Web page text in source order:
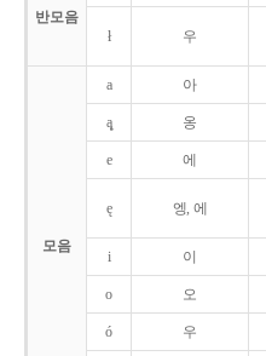
반모음
ł 우
모음
a 아
ą̨ 옹
e 에
ę 엥, 에
i 이
o 오
ó 우